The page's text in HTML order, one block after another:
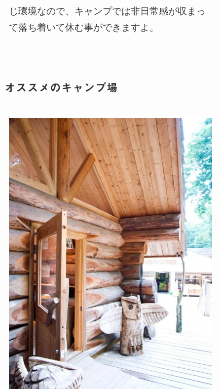
じ環境なので、キャンプでは非日常感が収まっ
て落ち着いて休む事ができますよ。
オススメのキャンプ場